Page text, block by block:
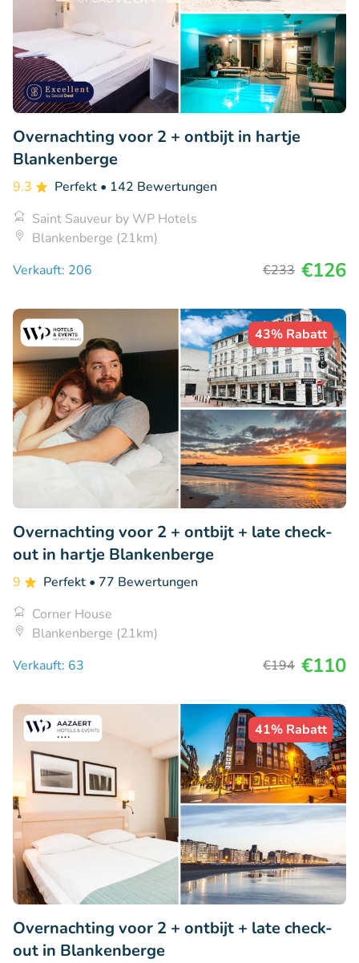
Overnachting voor 2 + ontbijt in hartje
Blankenberge
9.3 Perfekt • 142 Bewertungen
Saint Sauveur by WP Hotels
Blankenberge (21km)
Verkauft: 206
€233 €126
43% Rabatt
Overnachting voor 2 + ontbijt + late check-
out in hartje Blankenberge
9 Perfekt • 77 Bewertungen
Corner House
Blankenberge (21km)
Verkauft: 63
€194 €110
41% Rabatt
Overnachting voor 2 + ontbijt + late check-
out in Blankenberge